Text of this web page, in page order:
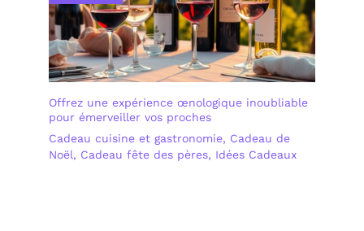
Offrez une expérience œnologique inoubliable
pour émerveiller vos proches
Cadeau cuisine et gastronomie, Cadeau de
Noël, Cadeau fête des pères, Idées Cadeaux